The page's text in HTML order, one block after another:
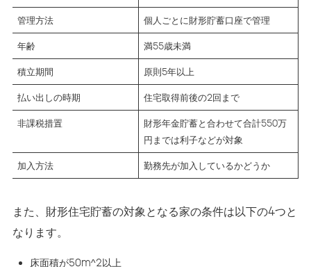
管理方法 個人ごとに財形貯蓄口座で管理
年齢 満55歳未満
積立期間 原則5年以上
払い出しの時期 住宅取得前後の2回まで
非課税措置
財形年金貯蓄と合わせて合計550万
円までは利子などが対象
加入方法 勤務先が加入しているかどうか
また、財形住宅貯蓄の対象となる家の条件は以下の4つと
なります。
床面積が50m^2以上